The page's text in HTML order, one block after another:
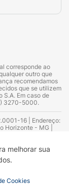
melhorar sua
Cookies
corresponde ao
outro que
recomendamos
que se utilizem
S.A. Em caso de
3270-5000.
16 | Endereço:
Horizonte - MG |
– CRF 52.584 -
13.748. Alvará
da Empresa (AFE):